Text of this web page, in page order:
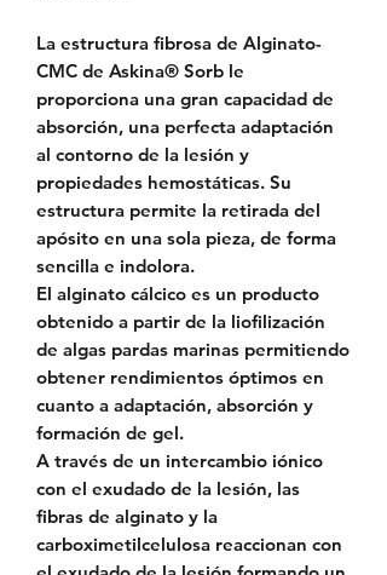
La estructura fibrosa de Alginato-
CMC de Askina® Sorb le
proporciona una gran capacidad de
absorción, una perfecta adaptación
al contorno de la lesión y
propiedades hemostáticas. Su
estructura permite la retirada del
apósito en una sola pieza, de forma
sencilla e indolora.
El alginato cálcico es un producto
obtenido a partir de la liofilización
de algas pardas marinas permitiendo
obtener rendimientos óptimos en
cuanto a adaptación, absorción y
formación de gel.
A través de un intercambio iónico
con el exudado de la lesión, las
fibras de alginato y la
carboximetilcelulosa reaccionan con